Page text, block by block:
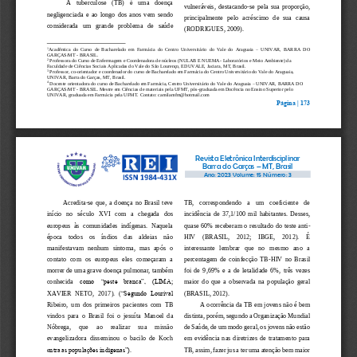
Página | 173
A   tuberculose   (TB)   é
uma   doença
negligenciada e  ao  longo  dos  anos  vem  sendo
considerada
um   grande problema   de   saúde
1Acadêmica  do  Curso  de  Bacharelado  em  Farmácia do  Centro Universitário  do  Vale  do  Araguaia – UNIVAR,
BARRA  DO
GARÇAS/MT - BRASIL
2 Professora do Curso de Enfermagem e Coordenadora de núcleos (NULAB E NUEMA- Laboratórios e Meio Ambiente) da
Faculdade de Ciências Sociais Aplicadas do Vale do São Lourenço, EDUVALE, Jaciara, MT, Brasil
3 Professor, co-orientador e coordenador do curso de Bacharelado em Farmácia do Centro Universitário do Vale do Araguaia,
UNIVAR, Barra do Garças, MT , Brasil
4 Docente orientadora do curso de Bacharelado em Farmácia, Centro Universitário do Vale do Araguaia
UNIVAR, BARRA DO
GARÇAS/MT
BRASIL. Mestre em Ciências de materiais pela UFMT, pós graduada em Docência no Ensino Superior pelo
UNIVAR, graduada em Farmácia pela UFMT. Contato: camilamfm@hotmail.com
vulneráveis,  destacando-se  pela  sua proporção
principalmente  pelo acréscimo de  sua
causa
(RODRIGUES, 2009).
Revista Eletrônica Interdisciplinar
Barra do Garças –MT, Brasil
Ano: 2023 Volume: 15 Número: 3
Acredita-se  que,  a  doença  no  Brasil  teve
início   no   século
XVI   com   a   chegada   dos
europeus  às  comunidades  indígenas.  Naquela
época    todos    os    índios    das    aldeias    não
manifestavam  nenhum  sintoma,  mas  após  o
contato  com  os  europeus  eles  começaram  a
morrer de uma grave doença pulmonar, também
conhecida como  “peste  branca”,  (LIMA;
XAVIER
NETO,  2017).  (“Segundo  Lourival
Ribeiro,  um  dos  primeiros  pacientes  com  TB
vindos  para  o  Brasil  foi  o  jesuíta  Manoel  da
Nóbrega,     que     ao     realizar     sua     missão
evangelizadora  disseminou  o  bacilo  de  Koch
entra as populações indígenas”).
TB,   correspondendo   a   um   coeficiente   de
incidência  de  37,1/100  mil  habitantes.  Desses,
quase 60% receberam o resultado do teste anti-
HIV    (BRASIL,    2012;    IBGE,    2012).    É
interessante
lembrar que   no   mesmo   ano
a
percentagem de  coinfecção  TB-HIV  no  Brasil
foi  de  9,69%  e  a  de  letalidade  6%,  três  vezes
maior  do  que  a  observada  na  população  geral
(BRASIL, 2012).
A ocorrência da TB em jovens não é bem
distinta , porém, segundo a Organização Mundial
de Saúde, de um modo geral, os jovens não estão
em evidência nas  diretrizes  de  tratamento  para
TB , assim, fazer jus a ter uma atenção bem maior